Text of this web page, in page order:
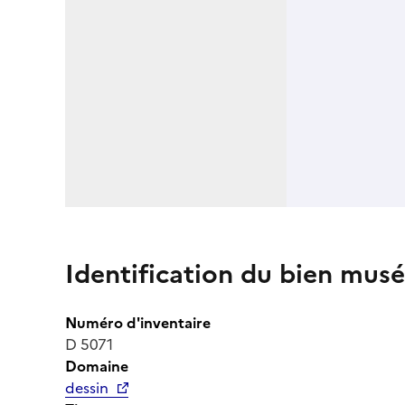
Identification du bien
Numéro d'inventaire
D 5071
Domaine
dessin